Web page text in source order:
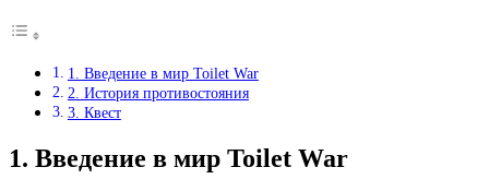
1. Введение в мир Toilet War
2. История противостояния
3. Квест
1. Введение в мир Toilet War